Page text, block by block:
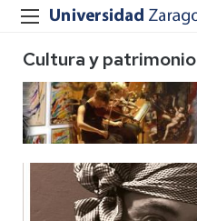
Cultura y patrimonio